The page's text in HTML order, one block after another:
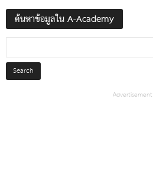
ค้นหาข้อมูลใน A-Academy
Advertisement